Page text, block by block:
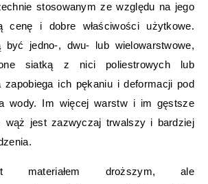
stosowanym ze względu na jego
cenę i dobre właściwości użytkowe.
być jedno-, dwu- lub wielowarstwowe,
siatką z nici poliestrowych lub
zapobiega ich pękaniu i deformacji pod
wody. Im więcej warstw i im gęstsze
wąż jest zazwyczaj trwalszy i bardziej
materiałem droższym, ale